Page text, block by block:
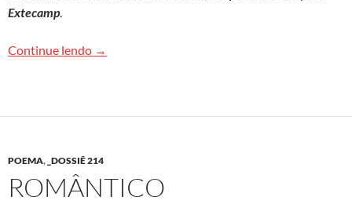
Extecamp.
Continue lendo Educador. Educa a dor. Um ensaio sobre a
→
POEMA, _DOSSIÊ 214
ROMÂNTICO